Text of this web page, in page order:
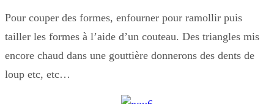
Pour couper des formes, enfourner pour ramollir puis
tailler les formes à l’aide d’un couteau. Des triangles mis
encore chaud dans une gouttière donnerons des dents de
loup etc, etc…